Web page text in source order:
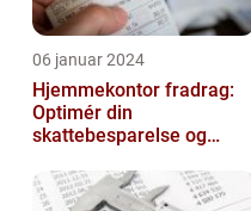
06 januar 2024
Hjemmekontor fradrag:
Optimér din
skattebesparelse og